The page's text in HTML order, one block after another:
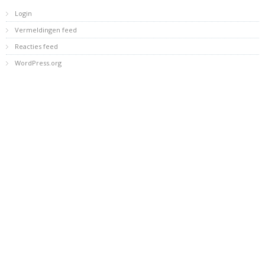
Login
Vermeldingen feed
Reacties feed
WordPress.org